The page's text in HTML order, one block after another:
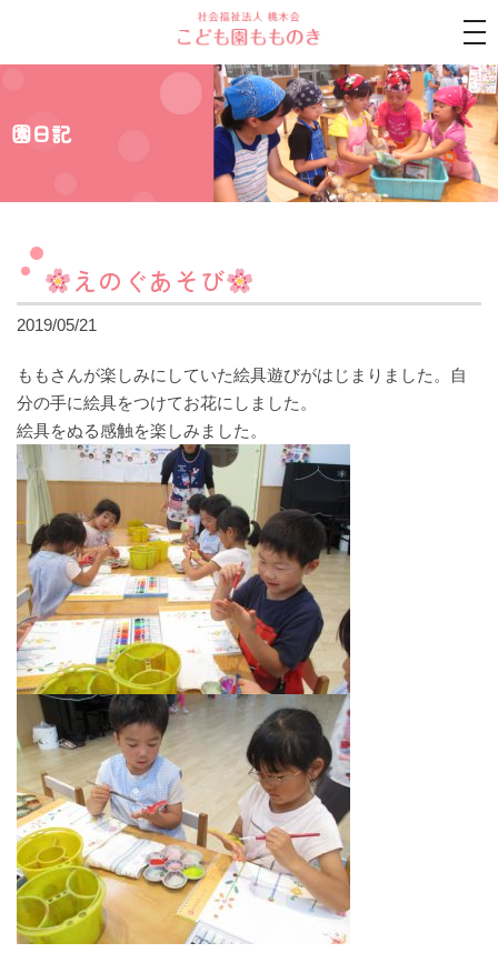
園日記
えのぐあそび
2019/05/21
ももさんが楽しみにしていた絵具遊びがはじまりました。自
分の手に絵具をつけてお花にしました。
絵具をぬる感触を楽しみました。